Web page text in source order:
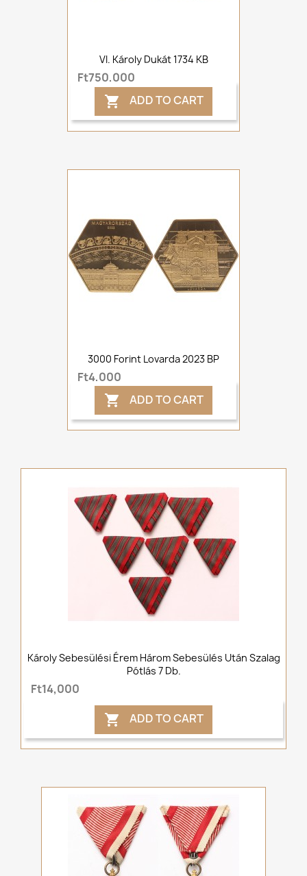
VI. Károly Dukát 1734 KB
Ft750,000
 ADD TO CART
3000 Forint Lovarda 2023 BP
Ft4,000
 ADD TO CART
Károly Sebesülési Érem Három Sebesülés Után Szalag
Pótlás 7 Db.
Ft14,000
 ADD TO CART